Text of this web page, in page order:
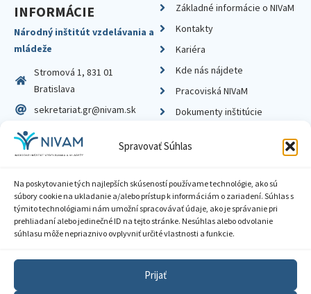
Spravovať Súhlas
Na poskytovanie tých najlepších skúseností používame technológie, ako sú
súbory cookie na ukladanie a/alebo prístup k informáciám o zariadení. Súhlas s
týmito technológiami nám umožní spracovávať údaje, ako je správanie pri
prehliadaní alebo jedinečné ID na tejto stránke. Nesúhlas alebo odvolanie
súhlasu môže nepriaznivo ovplyvniť určité vlastnosti a funkcie.
Prijať
INFORMÁCIE
Národný inštitút vzdelávania a
mládeže
Stromová 1, 831 01
Bratislava
sekretariat.gr@nivam.sk
IČO: 00164348
DIČ: 2020798714
Základné informácie o NIVaM
Kontakty
Kariéra
Kde nás nájdete
Pracoviská NIVaM
Dokumenty inštitúcie
Zásady ochrany súkromia
Sprístupnenie informácií